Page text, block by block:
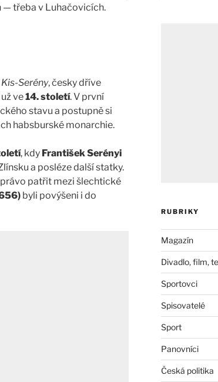
— třeba v Luhačovicích.
Serény, česky dříve
ve14. století. V první
stavu a postupně si
habsburské monarchie.
, kdy František Serényi
a posléze další statky.
patřit mezi šlechtické
byli povýšeni i do
RUBRIKY
Magazín
Divadlo, film,
Sportovci
Spisovatelé
Sport
Panovníci
Česká politika